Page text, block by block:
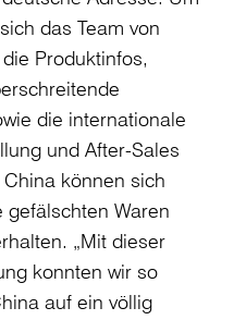
das Team von
Produktinfos,
die internationale
und After-Sales
können sich
Waren
„Mit dieser
konnten wir so
auf ein völlig